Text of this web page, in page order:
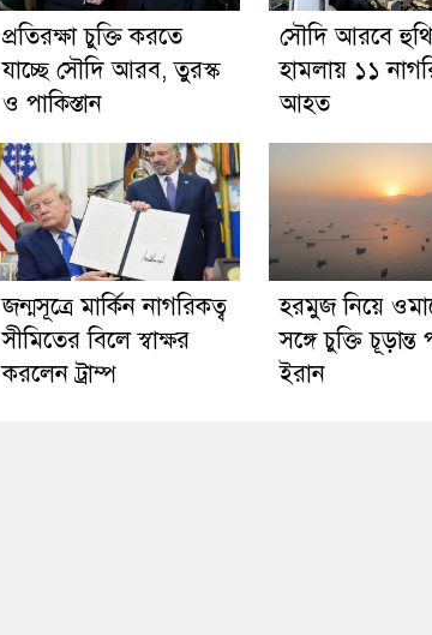
প্রতিরক্ষা চুক্তি করতে
যাচ্ছে সৌদি আরব, তুরস্ক
ও পাকিস্তান
সৌদি আরবে
হামলায় ১১
আহত
জন্মসূত্রে মার্কিন নাগরিকত্ব
সীমিতের বিলে স্বাক্ষর
করলেন ট্রাম্প
হরমুজ নিয়ে
সঙ্গে চুক্তি চূড়ান্ত
ইরান